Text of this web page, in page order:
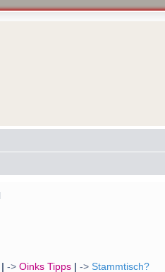
-> Oinks Tipps -> Stammtisch?